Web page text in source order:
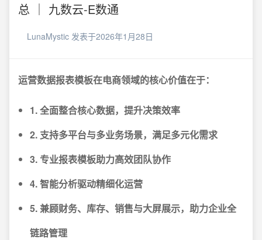
总 ｜ 九数云-E数通
LunaMystic 发表于2026年1月28日
运营数据报表模板在电商领域的核心价值在于：
1. 全面整合核心数据，提升决策效率
2. 支持多平台与多业务场景，满足多元化需求
3. 专业报表模板助力高效团队协作
4. 智能分析驱动精细化运营
5. 兼顾财务、库存、销售与大屏展示，助力企业全
链路管理